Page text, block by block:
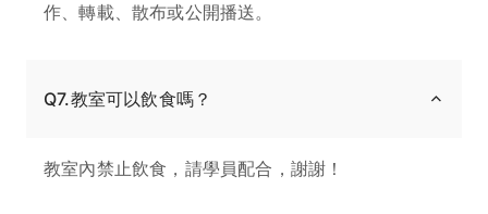
作、轉載、散布或公開播送。
Q7.教室可以飲食嗎？
教室內禁止飲食，請學員配合，謝謝！